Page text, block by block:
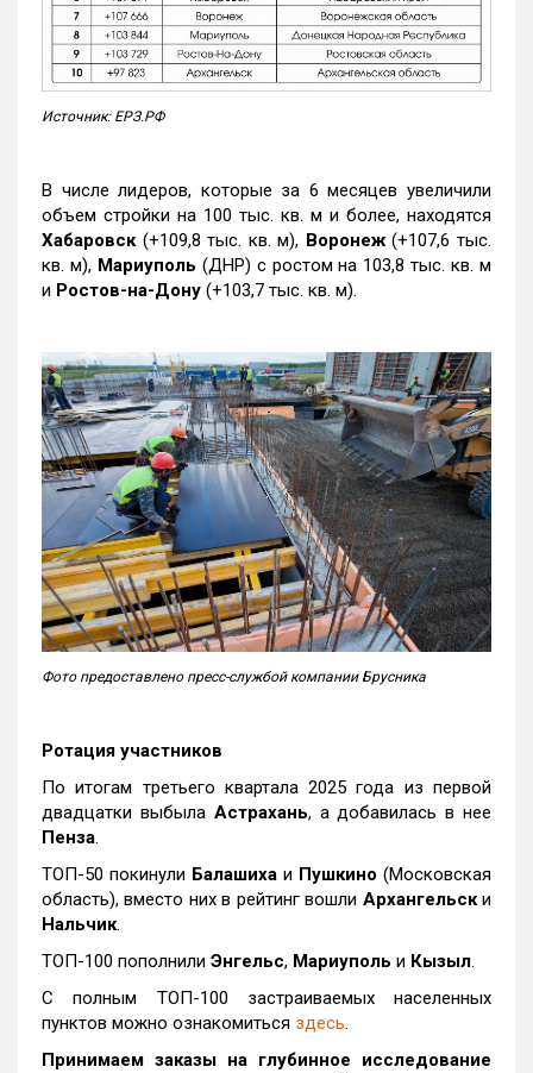
Источник: ЕРЗ.РФ
В числе лидеров, которые за 6 месяцев увеличили
объем стройки на 100 тыс. кв. м и более, находятся
Хабаровск (+109,8 тыс. кв. м), Воронеж(+107,6 тыс.
кв. м), Мариуполь (ДНР) с ростом на 103,8 тыс. кв. м
и Ростов-на-Дону (+103,7 тыс. кв. м).
Фото предоставлено пресс-службой компании Брусника
Ротация участников
По итогам третьего квартала 2025 года из первой
двадцатки выбыла Астрахань, а добавилась в нее
Пенза.
ТОП-50 покинули Балашиха и Пушкино (Московская
область), вместо них в рейтинг вошли Архангельски
Нальчик.
ТОП-100 пополнили Энгельс, Мариуполь и Кызыл.
С полным ТОП-100 застраиваемых населенных
пунктов можно ознакомиться здесь.
Принимаем заказы на глубинное исследование